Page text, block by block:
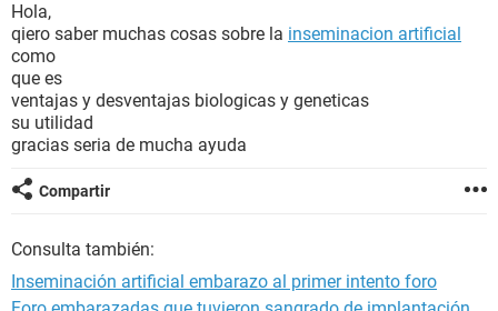
BIENESTAR
SEXUALIDAD
GLOSARIO
Hola,
qiero saber muchas cosas sobre la inseminacion artificial
como
que es
ventajas y desventajas biologicas y geneticas
su utilidad
gracias seria de mucha ayuda
Compartir
Consulta también:
Inseminación artificial embarazo al primer intento foro